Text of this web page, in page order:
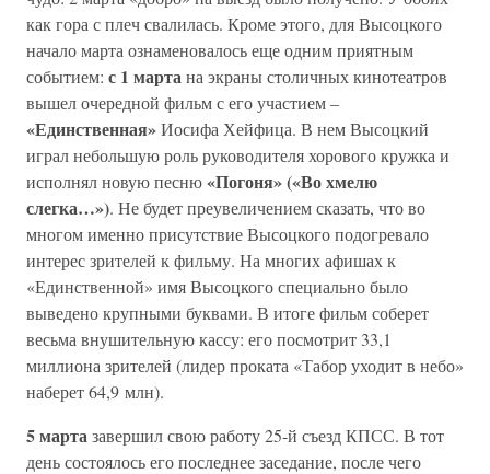
как гора с плеч свалилась. Кроме этого, для Высоцкого
начало марта ознаменовалось еще одним приятным
событием: с 1 мартана экраны столичных кинотеатров
вышел очередной фильм с его участием –
«Единственная»Иосифа Хейфица. В нем Высоцкий
играл небольшую роль руководителя хорового кружка и
исполнял новую песню«Погоня» («Во хмелю
слегка…»). Не будет преувеличением сказать, что во
многом именно присутствие Высоцкого подогревало
интерес зрителей к фильму. На многих афишах к
«Единственной» имя Высоцкого специально было
выведено крупными буквами. В итоге фильм соберет
весьма внушительную кассу: его посмотрит 33,1
миллиона зрителей (лидер проката «Табор уходит в небо»
наберет 64,9 млн).
5 мартазавершил свою работу 25-й съезд КПСС. В тот
день состоялось его последнее заседание, после чего